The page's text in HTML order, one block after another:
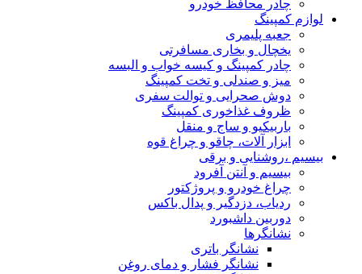
چادر محافظ خودرو
لوازم کمپینگ
جعبه پلیمری
یخچال و بخاری مسافرتی
چادر کمپینگ و کیسه خواب و البسه
میز و صندلی و تخت کمپینگ
دوش صحرایی و توالت سفری
ظروف غذاخوری کمپینگ
باربیکیو و ساج و منقل
ابزار آلات، چاقو و چراغ قوه
بیسیم ،روشنایی و برقی
بیسیم و آنتن آفرود
چراغ خودرو و پروژکتور
ردیاب، دزدگیر و پدال باکس
دوربین داشبورد
نشانگرها
نشانگر باتری
نشانگر فشار و دمای روغن